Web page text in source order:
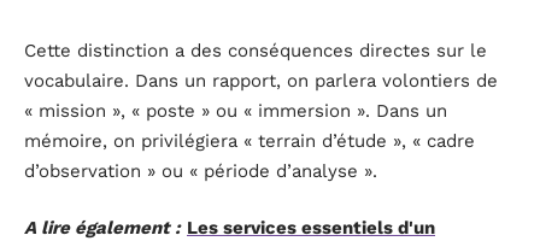
Cette distinction a des conséquences directes sur le
vocabulaire. Dans un rapport, on parlera volontiers de
« mission », « poste » ou « immersion ». Dans un
mémoire, on privilégiera « terrain d’étude », « cadre
d’observation » ou « période d’analyse ».
A lire également : Les services essentiels d'un